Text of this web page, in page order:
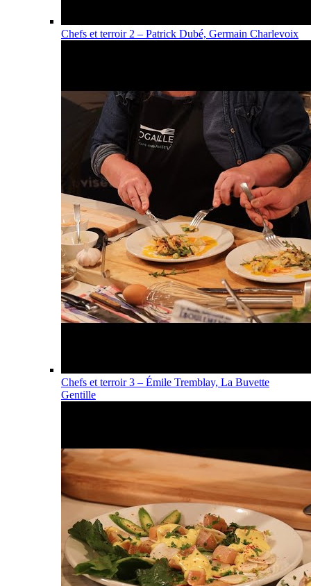
Chefs et terroir 2 – Patrick Dubé, Germain Charlevoix
Chefs et terroir 3 – Émile Tremblay, La Buvette
Gentille